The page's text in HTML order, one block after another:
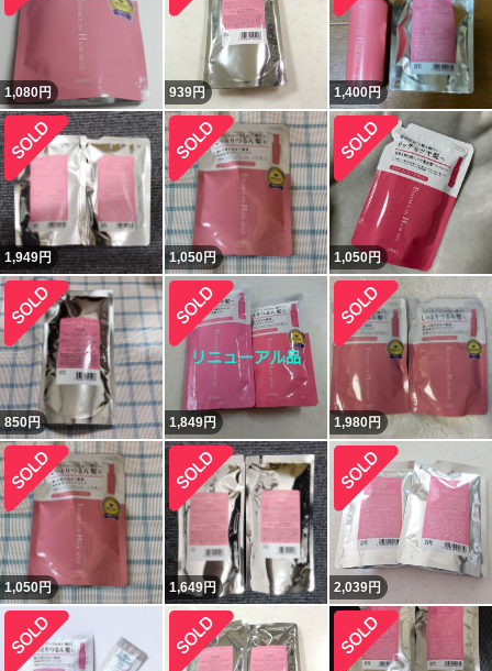
1,080円 939円 1,400円
1,949円 1,050円 1,050円
850円 1,849円 1,980円
1,050円 1,649円 2,039円